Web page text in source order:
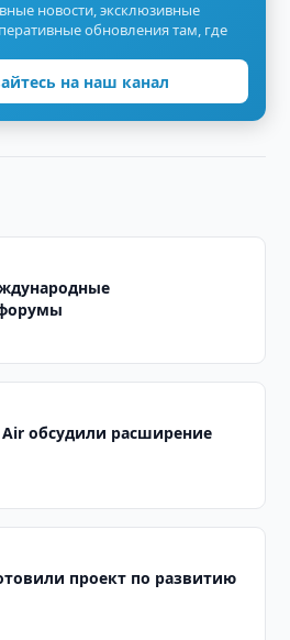
новости, эксклюзивные
обновления там, где
на наш канал
обсудили расширение
проект по развитию